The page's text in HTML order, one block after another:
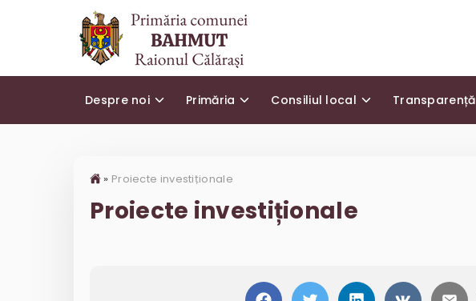
Despre noi Primăria Consiliul local Transparență
» Proiecte investiționale
Proiecte investiționale